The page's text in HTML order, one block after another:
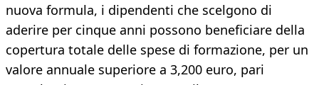
nuova formula, i dipendenti che scelgono di
aderire per cinque anni possono beneficiare della
copertura totale delle spese di formazione, per un
valore annuale superiore a 3,200 euro, pari